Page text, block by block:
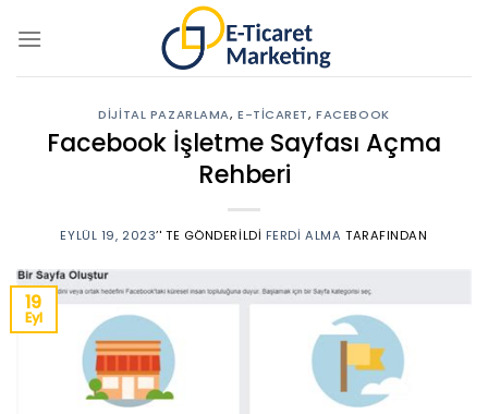
DIJITAL PAZARLAMA, E-TICARET,FACEBOOK
Facebook İşletme Sayfası Açma
Rehberi
EYLÜL 19, 2023’' TE GÖNDERILDI FERDI ALMA TARAFINDAN
19
Eyl